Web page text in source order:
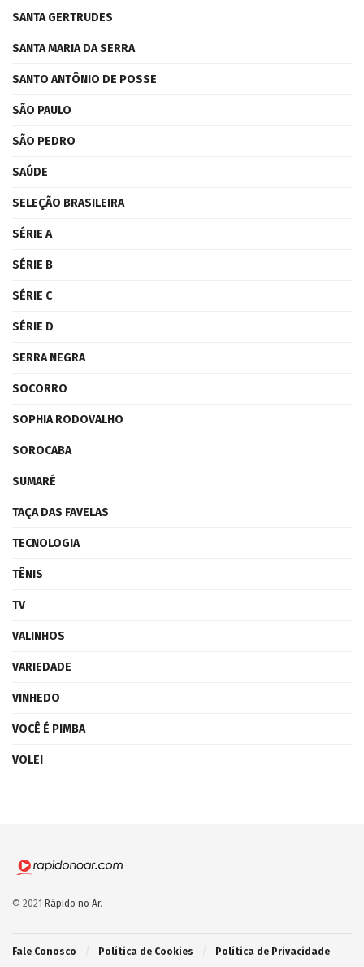
SANTA GERTRUDES
SANTA MARIA DA SERRA
SANTO ANTÔNIO DE POSSE
SÃO PAULO
SÃO PEDRO
SAÚDE
SELEÇÃO BRASILEIRA
SÉRIE A
SÉRIE B
SÉRIE C
SÉRIE D
SERRA NEGRA
SOCORRO
SOPHIA RODOVALHO
SOROCABA
SUMARÉ
TAÇA DAS FAVELAS
TECNOLOGIA
TÊNIS
TV
VALINHOS
VARIEDADE
VINHEDO
VOCÊ É PIMBA
VOLEI
© 2021 Rápido no Ar.
Fale Conosco Política de Cookies Política de Privacidade